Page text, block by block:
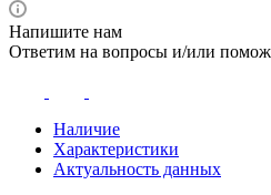
Напишите нам
Ответим на вопросы и/или
Наличие
Характеристики
Актуальность данных